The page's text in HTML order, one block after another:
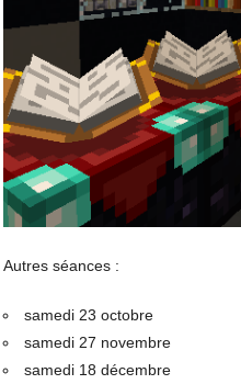
Autres séances :
samedi 23 octobre
samedi 27 novembre
samedi 18 décembre